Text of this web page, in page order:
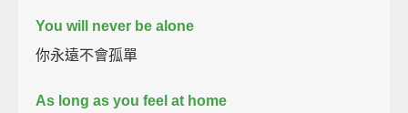
You will never be alone
你永遠不會孤單
As long as you feel at home